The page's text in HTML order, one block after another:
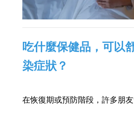
吃什麼保健品，可以
染症狀？
在恢復期或預防階段，許多朋